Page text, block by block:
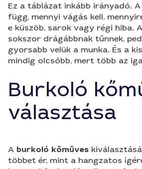
Ez a táblázat inkább irányadó.
függ, mennyi vágás kell,
e küszöb, sarok vagy régi hiba.
sokszor drágábbnak tűnnek,
gyorsabb velük a munka. És a
mindig olcsóbb, mert több az
Burkoló
választása
A burkoló kőműves
többet ér, mint a hangzatos